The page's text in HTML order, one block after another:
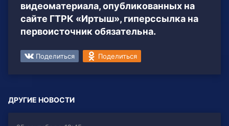
видеоматериала, опубликованных на
сайте ГТРК «Иртыш», гиперссылка на
первоисточник обязательна.
Поделиться Поделиться
ДРУГИЕ НОВОСТИ